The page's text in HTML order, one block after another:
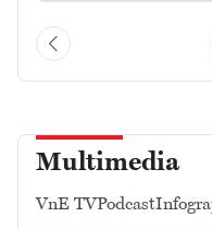
Multimedia
VnE TVPodcast